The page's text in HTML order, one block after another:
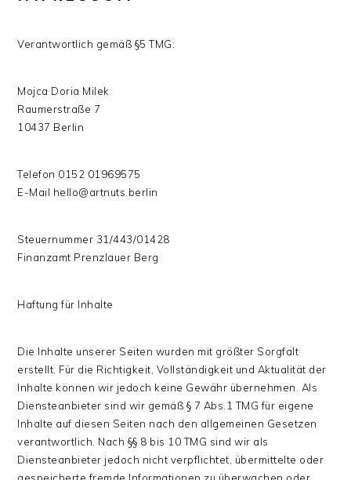
Verantwortlich gemäß §5 TMG:
Mojca Doria Milek
Raumerstraße 7
10437 Berlin
Telefon 0152 01969575
E-Mail hello@artnuts.berlin
Steuernummer 31/443/01428
Finanzamt Prenzlauer Berg
Haftung für Inhalte
Die Inhalte unserer Seiten wurden mit größter Sorgfalt
erstellt. Für die Richtigkeit, Vollständigkeit und Aktualität der
Inhalte können wir jedoch keine Gewähr übernehmen. Als
Diensteanbieter sind wir gemäß § 7 Abs.1 TMG für eigene
Inhalte auf diesen Seiten nach den allgemeinen Gesetzen
verantwortlich. Nach §§ 8 bis 10 TMG sind wir als
Diensteanbieter jedoch nicht verpflichtet, übermittelte oder